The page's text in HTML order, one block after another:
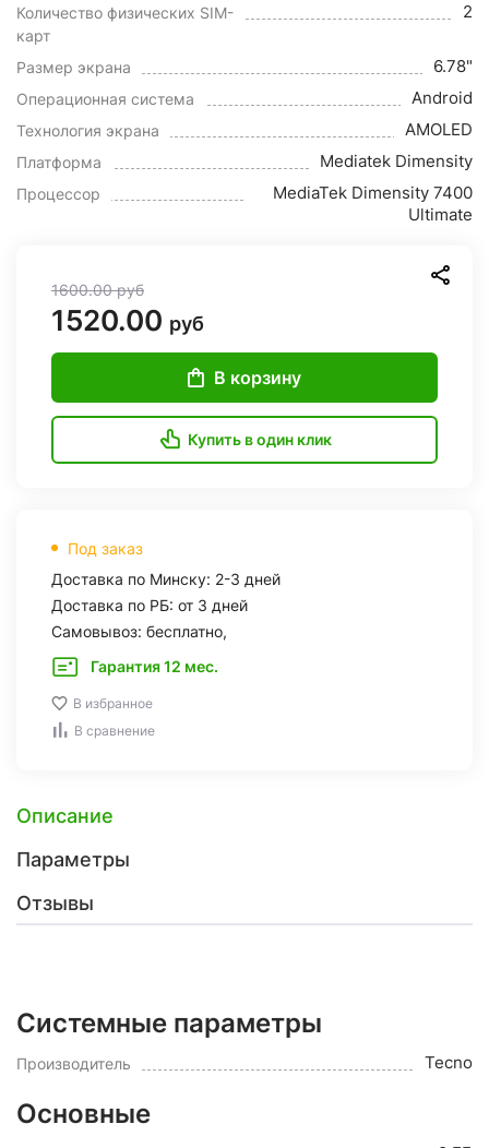
Количество физических SIM-
карт
2
Размер экрана 6.78"
Операционная система Android
Технология экрана AMOLED
Платформа Mediatek Dimensity
Процессор
MediaTek Dimensity 7400
Ultimate
1600.00руб
1520.00 руб
В корзину
Купить в один клик
Под заказ
Доставка по Минску: 2-3 дней
Доставка по РБ: от 3 дней
Самовывоз: бесплатно,
Гарантия 12 мес.
В избранное
В сравнение
Описание
Параметры
Отзывы
Системные параметры
Производитель Tecno
Основные